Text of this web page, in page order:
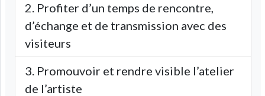
Profiter d’un temps de rencontre,
d’échange et de transmission avec des
visiteurs
Promouvoir et rendre visible l’atelier
de l’artiste